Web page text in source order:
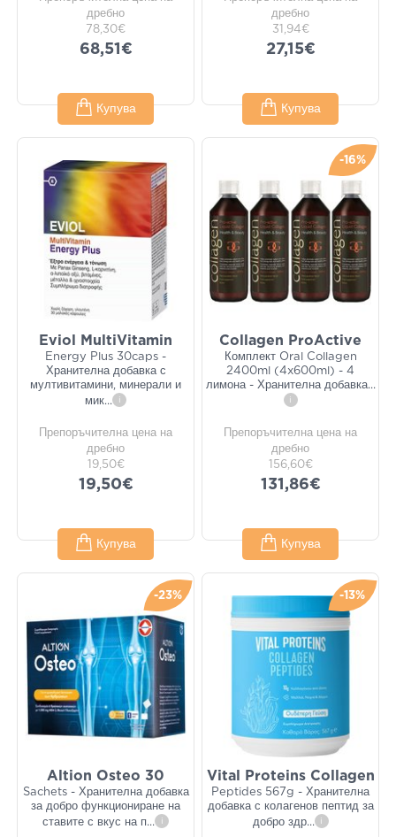
дребно
78,30€
68,51€
Купува
дребно
31,94€
27,15€
Купува
Eviol MultiVitamin
Energy Plus 30caps -
Хранителна добавка с
мултивитамини, минерали и
мик... i
Препоръчителна цена на
дребно
19,50€
19,50€
Купува
-16%
Collagen ProActive
Комплект Oral Collagen
2400ml (4x600ml) - 4
лимона - Хранителна добавка...
i
Препоръчителна цена на
дребно
156,60€
131,86€
Купува
-23%
Altion Osteo 30
Sachets - Хранителна добавка
за добро функциониране на
ставите с вкус на п... i
-13%
Vital Proteins Collagen
Peptides 567g - Хранителна
добавка с колагенов пептид за
добро здр... i